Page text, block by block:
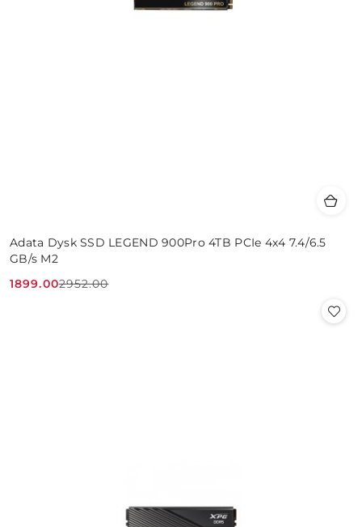
Adata Dysk SSD LEGEND 900Pro 4TB PCIe 4x4 7.4/6.5
GB/s M2
Cena
1899.00
Cena
2952.00